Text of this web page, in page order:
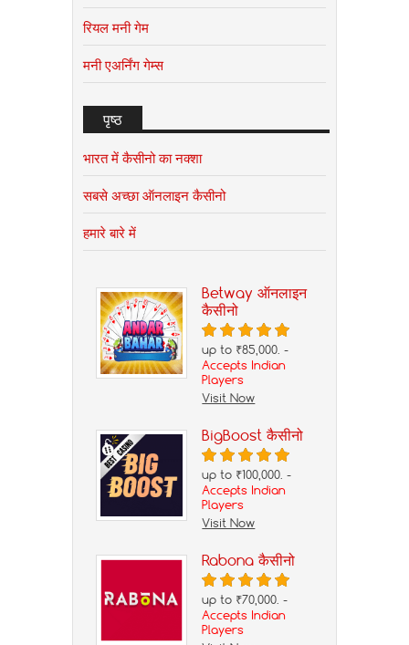
रियल मनी गेम
मनी एअर्निंग गेम्स
पृष्ठ
भारत में कैसीनो का नक्शा
सबसे अच्छा ऑनलाइन कैसीनो
हमारे बारे में
Betway ऑनलाइन
कैसीनो
up to ₹85,000. -
Accepts Indian
Players
Visit Now
BigBoost कैसीनो
up to ₹100,000. -
Accepts Indian
Players
Visit Now
Rabona कैसीनो
up to ₹70,000. -
Accepts Indian
Players